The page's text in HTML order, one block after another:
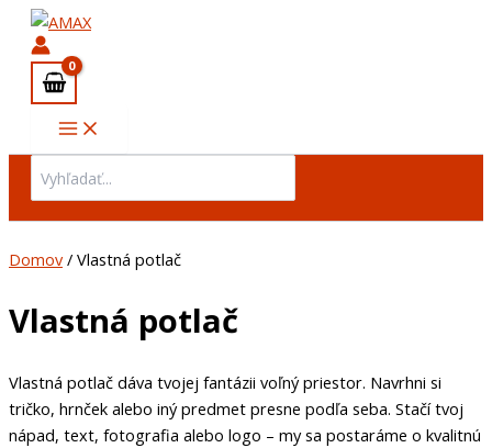
Preskočiť
obsah
for:
Domov/ Vlastná potlač
Vlastná potlač
Vlastná potlač dáva tvojej fantázii voľný priestor. Navrhni si
tričko, hrnček alebo iný predmet presne podľa seba. Stačí tvoj
nápad, text, fotografia alebo logo – my sa postaráme o kvalitnú
Main
Menu